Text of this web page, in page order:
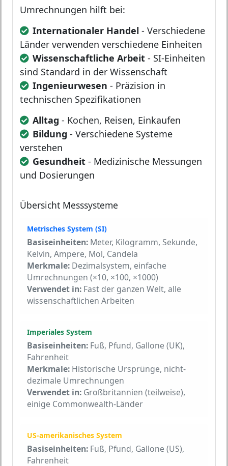
Umrechnungen hilft bei:
Internationaler Handel - Verschiedene
Länder verwenden verschiedene Einheiten
Wissenschaftliche Arbeit - SI-Einheiten
sind Standard in der Wissenschaft
Ingenieurwesen - Präzision in
technischen Spezifikationen
Alltag - Kochen, Reisen, Einkaufen
Bildung - Verschiedene Systeme
verstehen
Gesundheit - Medizinische Messungen
und Dosierungen
Übersicht Messsysteme
Metrisches System (SI)
Basiseinheiten: Meter, Kilogramm, Sekunde,
Kelvin, Ampere, Mol, Candela
Merkmale: Dezimalsystem, einfache
Umrechnungen (×10, ×100, ×1000)
Verwendet in: Fast der ganzen Welt, alle
wissenschaftlichen Arbeiten
Imperiales System
Basiseinheiten: Fuß, Pfund, Gallone (UK),
Fahrenheit
Merkmale: Historische Ursprünge, nicht-
dezimale Umrechnungen
Verwendet in: Großbritannien (teilweise),
einige Commonwealth-Länder
US-amerikanisches System
Basiseinheiten: Fuß, Pfund, Gallone (US),
Fahrenheit